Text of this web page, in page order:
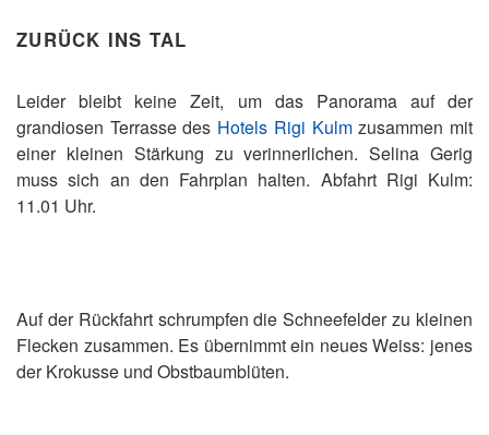
ZURÜCK INS TAL
Leider bleibt keine Zeit, um das Panorama auf der
grandiosen Terrasse des Hotels Rigi Kulmzusammen mit
einer kleinen Stärkung zu verinnerlichen. Selina Gerig
muss sich an den Fahrplan halten. Abfahrt Rigi Kulm:
11.01 Uhr.
Auf der Rückfahrt schrumpfen die Schneefelder zu kleinen
Flecken zusammen. Es übernimmt ein neues Weiss: jenes
der Krokusse und Obstbaumblüten.